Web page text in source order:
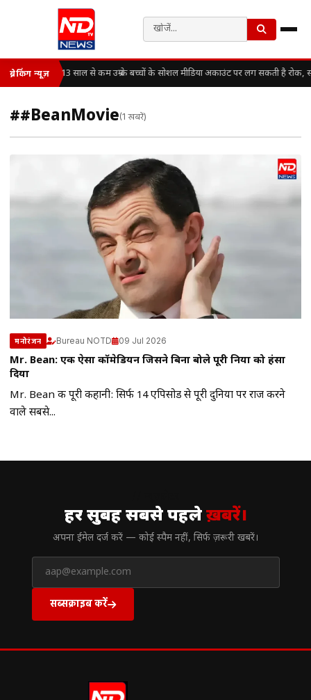
ब्रेकिंग न्यूज़ 13 साल से कम उम्र के बच्चों के सोशल मीडिया अकाउंट पर लग सकती है रोक,
##BeanMovie(1 खबरें)
मनोरंजन Bureau NOTD 09 Jul 2026
Mr. Bean: एक ऐसा कॉमेडियन जिसने बिना बोले पूरी दुनिया को हंसा
दिया
Mr. Bean की पूरी कहानी: सिर्फ 14 एपिसोड से पूरी दुनिया पर राज करने
वाले सबसे...
हर सुबह सबसे पहलेख़बरें।
अपना ईमेल दर्ज करें — कोई स्पैम नहीं, सिर्फ ज़रूरी खबरें।
सब्सक्राइब करें